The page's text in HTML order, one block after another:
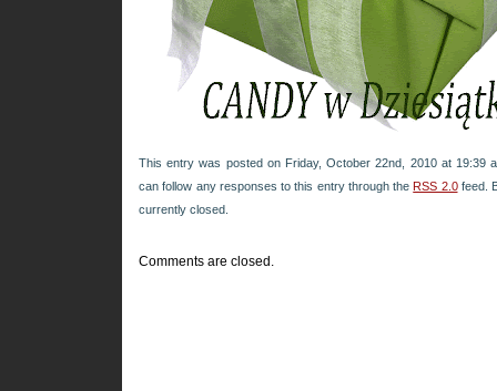
This entry was posted on Friday, October 22nd, 2010 at 19:39
can follow any responses to this entry through the RSS 2.0feed.
currently closed.
Comments are closed.